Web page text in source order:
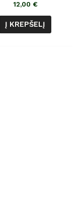
12,00 €
Į KREPŠELĮ